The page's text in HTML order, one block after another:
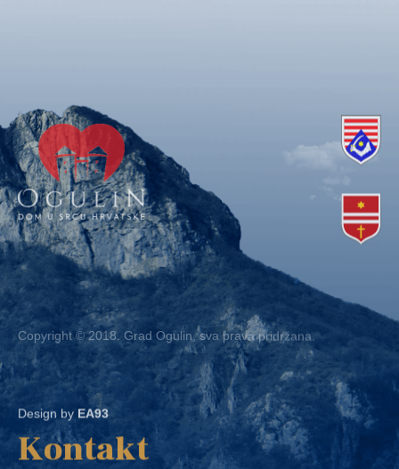
Copyright © 2018. Grad Ogulin, sva prava pridržana.
Design by EA93
Kontakt